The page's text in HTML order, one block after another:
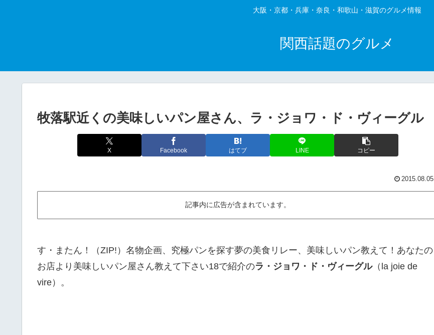
大阪・京都・兵庫・奈良・和歌山・滋賀のグルメ情報
関西話題のグルメ
牧落駅近くの美味しいパン屋さん、ラ・ジョワ・ド・ヴィーグル
X Facebook はてブ LINE コピー
2015.08.05
記事内に広告が含まれています。
す・またん！（ZIP!）名物企画、究極パンを探す夢の美食リレー、美味しいパン教えて！あなたの
お店より美味しいパン屋さん教えて下さい18で紹介のラ・ジョワ・ド・ヴィーグル（la joie de
vire）。